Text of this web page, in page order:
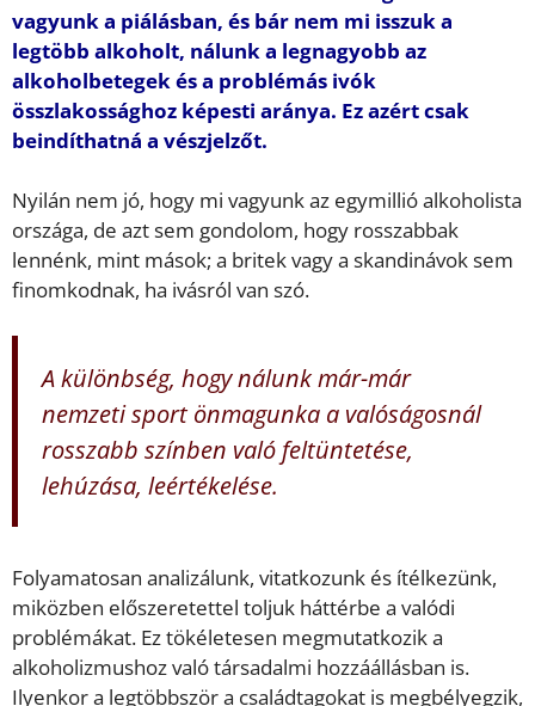
vagyunk a piálásban, és bár nem mi isszuk a
legtöbb alkoholt, nálunk a legnagyobb az
alkoholbetegek és a problémás ivók
összlakossághoz képesti aránya. Ez azért csak
beindíthatná a vészjelzőt.
Nyilán nem jó, hogy mi vagyunk az egymillió alkoholista
országa, de azt sem gondolom, hogy rosszabbak
lennénk, mint mások; a britek vagy a skandinávok sem
finomkodnak, ha ivásról van szó.
A különbség, hogy nálunk már-már
nemzeti sport önmagunka a valóságosnál
rosszabb színben való feltüntetése,
lehúzása, leértékelése.
Folyamatosan analizálunk, vitatkozunk és ítélkezünk,
miközben előszeretettel toljuk háttérbe a valódi
problémákat. Ez tökéletesen megmutatkozik a
alkoholizmushoz való társadalmi hozzáállásban is.
Ilyenkor a legtöbbször a családtagokat is megbélyegzik,